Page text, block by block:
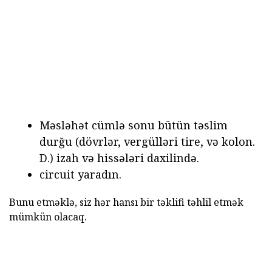
Məsləhət cümlə sonu bütün təslim
durğu (dövrlər, vergülləri tire, və kolon.
D.) izah və hissələri daxilində.
circuit yaradın.
Bunu etməklə, siz hər hansı bir təklifi təhlil etmək
mümkün olacaq.